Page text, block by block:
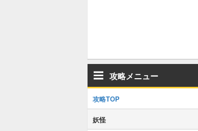
攻略メニュー
攻略TOP
妖怪